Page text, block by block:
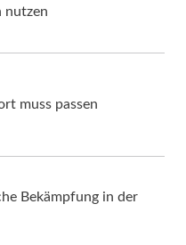
nutzen
muss passen
Bekämpfung in der